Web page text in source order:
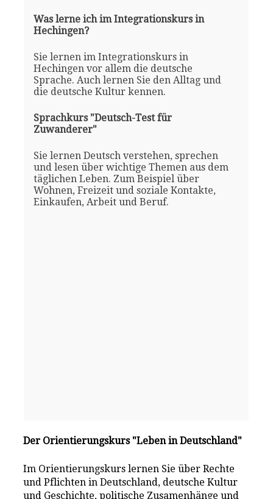
Was lerne ich im Integrationskurs in
Hechingen?
Sie lernen im Integrationskurs in
Hechingen vor allem die deutsche
Sprache. Auch lernen Sie den Alltag und
die deutsche Kultur kennen.
Sprachkurs "Deutsch-Test für
Zuwanderer"
Sie lernen Deutsch verstehen, sprechen
und lesen über wichtige Themen aus dem
täglichen Leben. Zum Beispiel über
Wohnen, Freizeit und soziale Kontakte,
Einkaufen, Arbeit und Beruf.
Der Orientierungskurs "Leben in Deutschland"
Im Orientierungskurs lernen Sie über Rechte
und Pflichten in Deutschland, deutsche Kultur
und Geschichte, politische Zusamenhänge und